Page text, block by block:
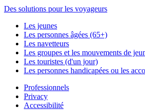
Des solutions pour les voyageurs
Les jeunes
Les personnes âgées (65+)
Les navetteurs
Les groupes et les mouvements de
Les touristes (d'un jour)
Les personnes handicapées ou les
Professionnels
Privacy
Accessibilité